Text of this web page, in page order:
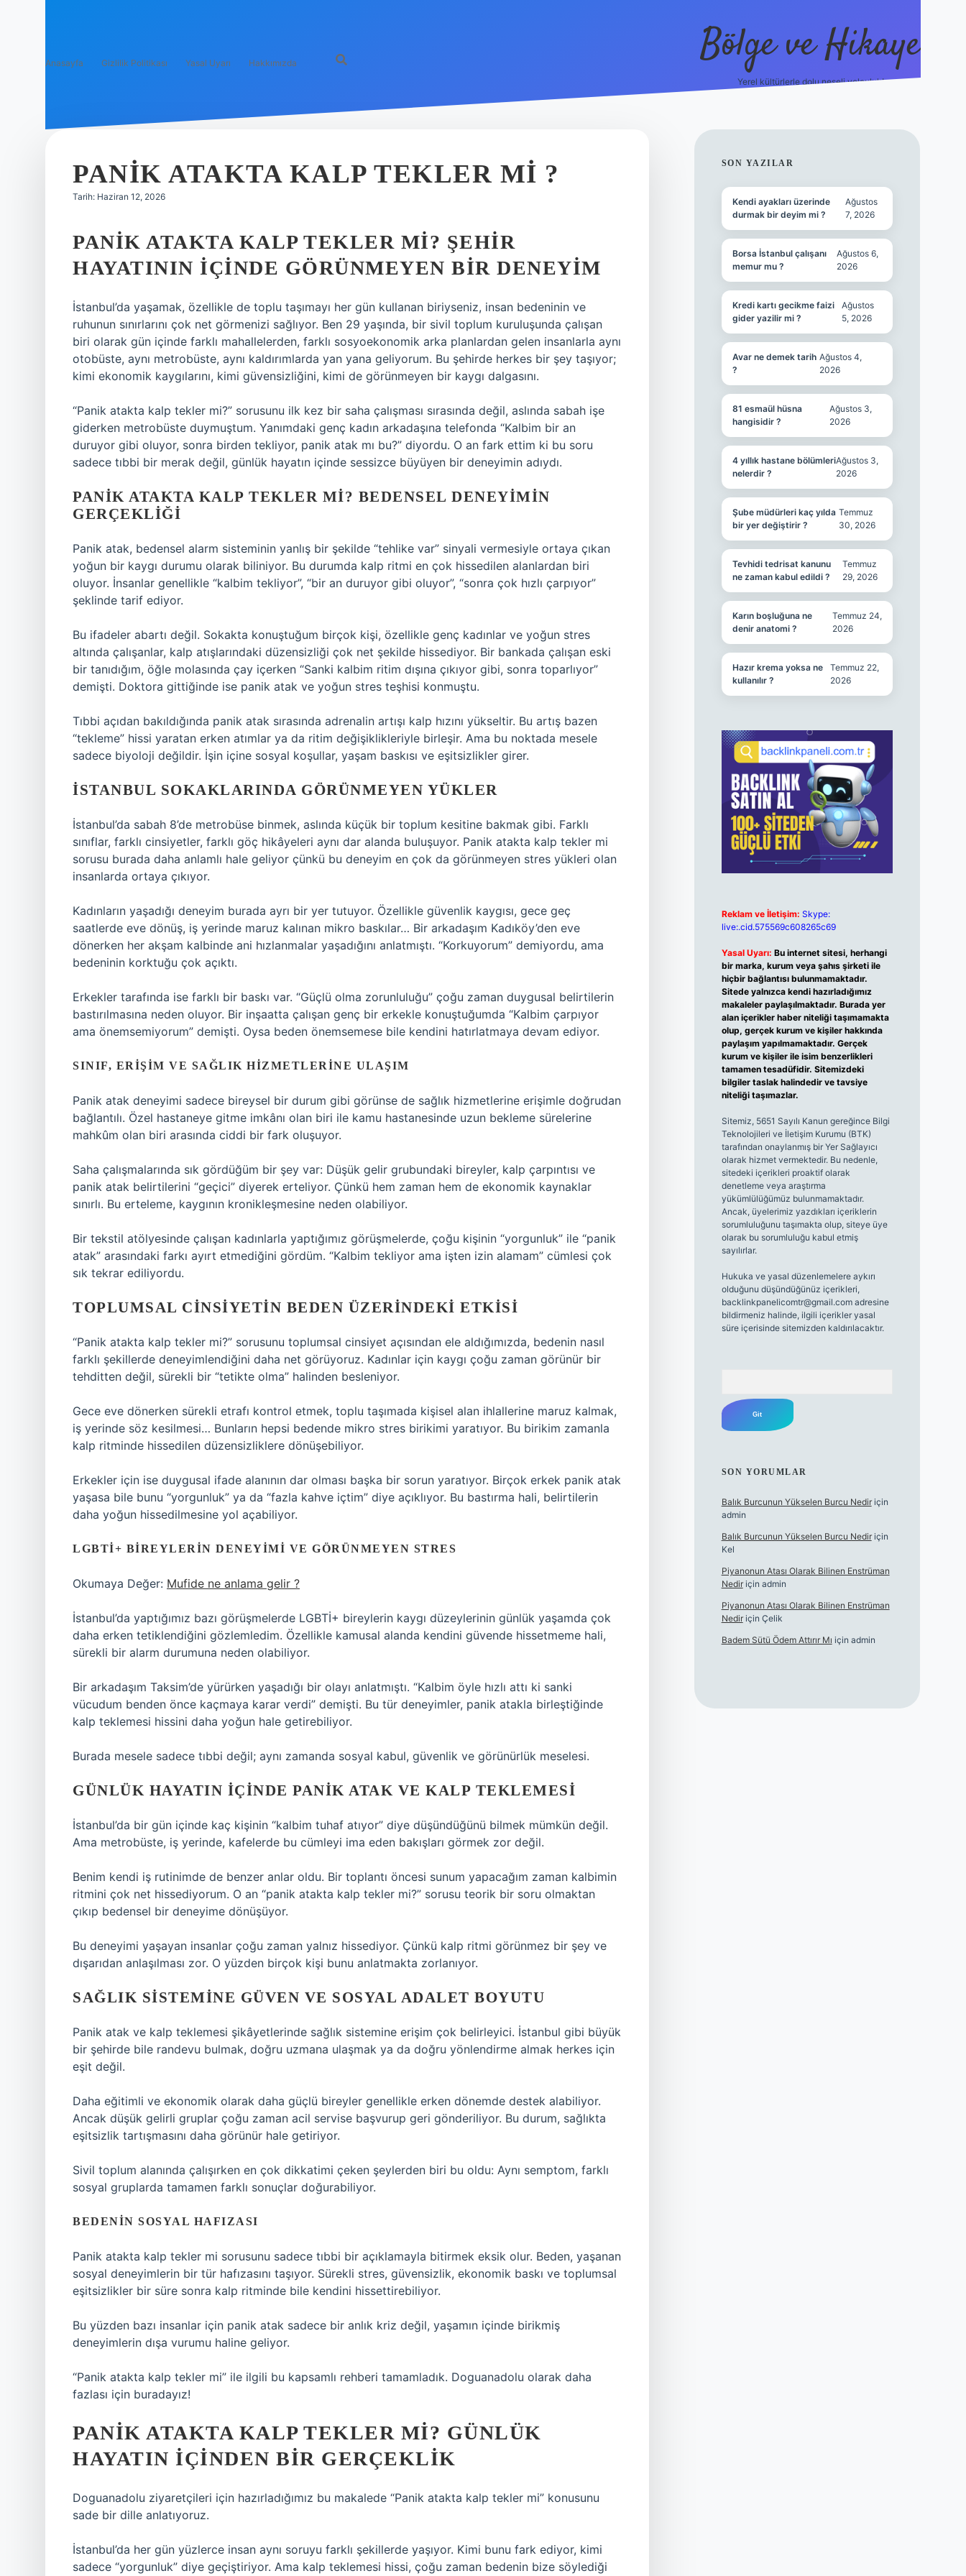
Anasayfa Gizlilik Politikası Yasal Uyarı Hakkımızda Bölge ve Hikaye
Yerel kültürlerle dolu neşeli yolculuk!
PANIK ATAKTA KALP TEKLER MI ?
Tarih: Haziran 12, 2026
PANIK ATAKTA KALP TEKLER MI? ŞEHIR
HAYATININ İÇINDE GÖRÜNMEYEN BIR DENEYIM
İstanbul’da yaşamak, özellikle de toplu taşımayı her gün kullanan biriyseniz, insan bedeninin ve
ruhunun sınırlarını çok net görmenizi sağlıyor. Ben 29 yaşında, bir sivil toplum kuruluşunda çalışan
biri olarak gün içinde farklı mahallelerden, farklı sosyoekonomik arka planlardan gelen insanlarla aynı
otobüste, aynı metrobüste, aynı kaldırımlarda yan yana geliyorum. Bu şehirde herkes bir şey taşıyor;
kimi ekonomik kaygılarını, kimi güvensizliğini, kimi de görünmeyen bir kaygı dalgasını.
“Panik atakta kalp tekler mi?” sorusunu ilk kez bir saha çalışması sırasında değil, aslında sabah işe
giderken metrobüste duymuştum. Yanımdaki genç kadın arkadaşına telefonda “Kalbim bir an
duruyor gibi oluyor, sonra birden tekliyor, panik atak mı bu?” diyordu. O an fark ettim ki bu soru
sadece tıbbi bir merak değil, günlük hayatın içinde sessizce büyüyen bir deneyimin adıydı.
PANIK ATAKTA KALP TEKLER MI? BEDENSEL DENEYIMIN
GERÇEKLIĞI
Panik atak, bedensel alarm sisteminin yanlış bir şekilde “tehlike var” sinyali vermesiyle ortaya çıkan
yoğun bir kaygı durumu olarak biliniyor. Bu durumda kalp ritmi en çok hissedilen alanlardan biri
oluyor. İnsanlar genellikle “kalbim tekliyor”, “bir an duruyor gibi oluyor”, “sonra çok hızlı çarpıyor”
şeklinde tarif ediyor.
Bu ifadeler abartı değil. Sokakta konuştuğum birçok kişi, özellikle genç kadınlar ve yoğun stres
altında çalışanlar, kalp atışlarındaki düzensizliği çok net şekilde hissediyor. Bir bankada çalışan eski
bir tanıdığım, öğle molasında çay içerken “Sanki kalbim ritim dışına çıkıyor gibi, sonra toparlıyor”
demişti. Doktora gittiğinde ise panik atak ve yoğun stres teşhisi konmuştu.
Tıbbi açıdan bakıldığında panik atak sırasında adrenalin artışı kalp hızını yükseltir. Bu artış bazen
“tekleme” hissi yaratan erken atımlar ya da ritim değişiklikleriyle birleşir. Ama bu noktada mesele
sadece biyoloji değildir. İşin içine sosyal koşullar, yaşam baskısı ve eşitsizlikler girer.
İSTANBUL SOKAKLARINDA GÖRÜNMEYEN YÜKLER
İstanbul’da sabah 8’de metrobüse binmek, aslında küçük bir toplum kesitine bakmak gibi. Farklı
sınıflar, farklı cinsiyetler, farklı göç hikâyeleri aynı dar alanda buluşuyor. Panik atakta kalp tekler mi
sorusu burada daha anlamlı hale geliyor çünkü bu deneyim en çok da görünmeyen stres yükleri olan
insanlarda ortaya çıkıyor.
Kadınların yaşadığı deneyim burada ayrı bir yer tutuyor. Özellikle güvenlik kaygısı, gece geç
saatlerde eve dönüş, iş yerinde maruz kalınan mikro baskılar… Bir arkadaşım Kadıköy’den eve
dönerken her akşam kalbinde ani hızlanmalar yaşadığını anlatmıştı. “Korkuyorum” demiyordu, ama
bedeninin korktuğu çok açıktı.
Erkekler tarafında ise farklı bir baskı var. “Güçlü olma zorunluluğu” çoğu zaman duygusal belirtilerin
bastırılmasına neden oluyor. Bir inşaatta çalışan genç bir erkekle konuştuğumda “Kalbim çarpıyor
ama önemsemiyorum” demişti. Oysa beden önemsemese bile kendini hatırlatmaya devam ediyor.
SINIF, ERIŞIM VE SAĞLIK HIZMETLERINE ULAŞIM
Panik atak deneyimi sadece bireysel bir durum gibi görünse de sağlık hizmetlerine erişimle doğrudan
bağlantılı. Özel hastaneye gitme imkânı olan biri ile kamu hastanesinde uzun bekleme sürelerine
mahkûm olan biri arasında ciddi bir fark oluşuyor.
Saha çalışmalarında sık gördüğüm bir şey var: Düşük gelir grubundaki bireyler, kalp çarpıntısı ve
panik atak belirtilerini “geçici” diyerek erteliyor. Çünkü hem zaman hem de ekonomik kaynaklar
sınırlı. Bu erteleme, kaygının kronikleşmesine neden olabiliyor.
Bir tekstil atölyesinde çalışan kadınlarla yaptığımız görüşmelerde, çoğu kişinin “yorgunluk” ile “panik
atak” arasındaki farkı ayırt etmediğini gördüm. “Kalbim tekliyor ama işten izin alamam” cümlesi çok
sık tekrar ediliyordu.
TOPLUMSAL CINSIYETIN BEDEN ÜZERINDEKI ETKISI
“Panik atakta kalp tekler mi?” sorusunu toplumsal cinsiyet açısından ele aldığımızda, bedenin nasıl
farklı şekillerde deneyimlendiğini daha net görüyoruz. Kadınlar için kaygı çoğu zaman görünür bir
tehditten değil, sürekli bir “tetikte olma” halinden besleniyor.
Gece eve dönerken sürekli etrafı kontrol etmek, toplu taşımada kişisel alan ihlallerine maruz kalmak,
iş yerinde söz kesilmesi… Bunların hepsi bedende mikro stres birikimi yaratıyor. Bu birikim zamanla
kalp ritminde hissedilen düzensizliklere dönüşebiliyor.
Erkekler için ise duygusal ifade alanının dar olması başka bir sorun yaratıyor. Birçok erkek panik atak
yaşasa bile bunu “yorgunluk” ya da “fazla kahve içtim” diye açıklıyor. Bu bastırma hali, belirtilerin
daha yoğun hissedilmesine yol açabiliyor.
LGBTİ+ BIREYLERIN DENEYIMI VE GÖRÜNMEYEN STRES
Okumaya Değer: Mufide ne anlama gelir ?
İstanbul’da yaptığımız bazı görüşmelerde LGBTİ+ bireylerin kaygı düzeylerinin günlük yaşamda çok
daha erken tetiklendiğini gözlemledim. Özellikle kamusal alanda kendini güvende hissetmeme hali,
sürekli bir alarm durumuna neden olabiliyor.
Bir arkadaşım Taksim’de yürürken yaşadığı bir olayı anlatmıştı. “Kalbim öyle hızlı attı ki sanki
vücudum benden önce kaçmaya karar verdi” demişti. Bu tür deneyimler, panik atakla birleştiğinde
kalp teklemesi hissini daha yoğun hale getirebiliyor.
Burada mesele sadece tıbbi değil; aynı zamanda sosyal kabul, güvenlik ve görünürlük meselesi.
GÜNLÜK HAYATIN İÇINDE PANIK ATAK VE KALP TEKLEMESI
İstanbul’da bir gün içinde kaç kişinin “kalbim tuhaf atıyor” diye düşündüğünü bilmek mümkün değil.
Ama metrobüste, iş yerinde, kafelerde bu cümleyi ima eden bakışları görmek zor değil.
Benim kendi iş rutinimde de benzer anlar oldu. Bir toplantı öncesi sunum yapacağım zaman kalbimin
ritmini çok net hissediyorum. O an “panik atakta kalp tekler mi?” sorusu teorik bir soru olmaktan
çıkıp bedensel bir deneyime dönüşüyor.
Bu deneyimi yaşayan insanlar çoğu zaman yalnız hissediyor. Çünkü kalp ritmi görünmez bir şey ve
dışarıdan anlaşılması zor. O yüzden birçok kişi bunu anlatmakta zorlanıyor.
SAĞLIK SISTEMINE GÜVEN VE SOSYAL ADALET BOYUTU
Panik atak ve kalp teklemesi şikâyetlerinde sağlık sistemine erişim çok belirleyici. İstanbul gibi büyük
bir şehirde bile randevu bulmak, doğru uzmana ulaşmak ya da doğru yönlendirme almak herkes için
eşit değil.
Daha eğitimli ve ekonomik olarak daha güçlü bireyler genellikle erken dönemde destek alabiliyor.
Ancak düşük gelirli gruplar çoğu zaman acil servise başvurup geri gönderiliyor. Bu durum, sağlıkta
eşitsizlik tartışmasını daha görünür hale getiriyor.
Sivil toplum alanında çalışırken en çok dikkatimi çeken şeylerden biri bu oldu: Aynı semptom, farklı
sosyal gruplarda tamamen farklı sonuçlar doğurabiliyor.
BEDENIN SOSYAL HAFIZASI
Panik atakta kalp tekler mi sorusunu sadece tıbbi bir açıklamayla bitirmek eksik olur. Beden, yaşanan
sosyal deneyimlerin bir tür hafızasını taşıyor. Sürekli stres, güvensizlik, ekonomik baskı ve toplumsal
eşitsizlikler bir süre sonra kalp ritminde bile kendini hissettirebiliyor.
Bu yüzden bazı insanlar için panik atak sadece bir anlık kriz değil, yaşamın içinde birikmiş
deneyimlerin dışa vurumu haline geliyor.
“Panik atakta kalp tekler mi” ile ilgili bu kapsamlı rehberi tamamladık. Doguanadolu olarak daha
fazlası için buradayız!
PANIK ATAKTA KALP TEKLER MI? GÜNLÜK
HAYATIN İÇINDEN BIR GERÇEKLIK
Doguanadolu ziyaretçileri için hazırladığımız bu makalede “Panik atakta kalp tekler mi” konusunu
sade bir dille anlatıyoruz.
İstanbul’da her gün yüzlerce insan aynı soruyu farklı şekillerde yaşıyor. Kimi bunu fark ediyor, kimi
sadece “yorgunluk” diye geçiştiriyor. Ama kalp teklemesi hissi, çoğu zaman bedenin bize söylediği
SIDEBAR
SON YAZILAR
Kendi ayakları üzerinde
durmak bir deyim mi ?
Ağustos
7, 2026
Borsa İstanbul çalışanı
memur mu ?
Ağustos 6,
2026
Kredi kartı gecikme faizi
gider yazilir mi ?
Ağustos
5, 2026
Avar ne demek tarih
?
Ağustos 4,
2026
81 esmaül hüsna
hangisidir ?
Ağustos 3,
2026
4 yıllık hastane bölümleri
nelerdir ?
Ağustos 3,
2026
Şube müdürleri kaç yılda
bir yer değiştirir ?
Temmuz
30, 2026
Tevhidi tedrisat kanunu
ne zaman kabul edildi ?
Temmuz
29, 2026
Karın boşluğuna ne
denir anatomi ?
Temmuz 24,
2026
Hazır krema yoksa ne
kullanılır ?
Temmuz 22,
2026
Reklam ve İletişim: Skype:
live:.cid.575569c608265c69
Yasal Uyarı: Bu internet sitesi, herhangi
bir marka, kurum veya şahıs şirketi ile
hiçbir bağlantısı bulunmamaktadır.
Sitede yalnızca kendi hazırladığımız
makaleler paylaşılmaktadır. Burada yer
alan içerikler haber niteliği taşımamakta
olup, gerçek kurum ve kişiler hakkında
paylaşım yapılmamaktadır. Gerçek
kurum ve kişiler ile isim benzerlikleri
tamamen tesadüfidir. Sitemizdeki
bilgiler taslak halindedir ve tavsiye
niteliği taşımazlar.
Sitemiz, 5651 Sayılı Kanun gereğince Bilgi
Teknolojileri ve İletişim Kurumu (BTK)
tarafından onaylanmış bir Yer Sağlayıcı
olarak hizmet vermektedir. Bu nedenle,
sitedeki içerikleri proaktif olarak
denetleme veya araştırma
yükümlülüğümüz bulunmamaktadır.
Ancak, üyelerimiz yazdıkları içeriklerin
sorumluluğunu taşımakta olup, siteye üye
olarak bu sorumluluğu kabul etmiş
sayılırlar.
Hukuka ve yasal düzenlemelere aykırı
olduğunu düşündüğünüz içerikleri,
backlinkpanelicomtr@gmail.comadresine
bildirmeniz halinde, ilgili içerikler yasal
süre içerisinde sitemizden kaldırılacaktır.
SON YORUMLAR
Balık Burcunun Yükselen Burcu Nediriçin
admin
Balık Burcunun Yükselen Burcu Nediriçin
Kel
Piyanonun Atası Olarak Bilinen Enstrüman
Nediriçin admin
Piyanonun Atası Olarak Bilinen Enstrüman
Nediriçin Çelik
Badem Sütü Ödem Attırır Mı için admin
grand opera bet